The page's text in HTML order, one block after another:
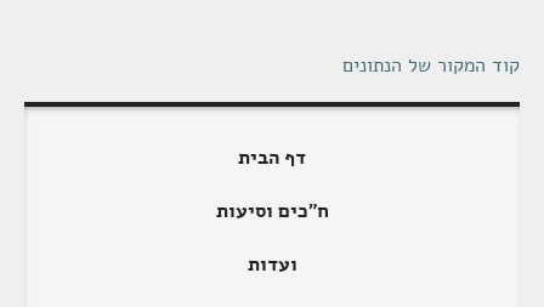
קוד המקור של הנתונים
דף הבית
ח"כים וסיעות
ועדות